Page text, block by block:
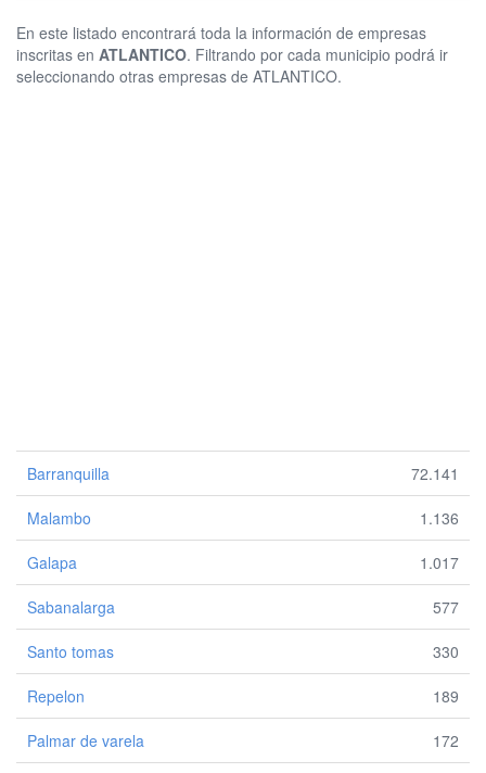
En este listado encontrará toda la información de empresas
inscritas en ATLANTICO. Filtrando por cada municipio podrá ir
seleccionando otras empresas de ATLANTICO.
Barranquilla 72.141
Malambo 1.136
Galapa 1.017
Sabanalarga 577
Santo tomas 330
Repelon 189
Palmar de varela 172